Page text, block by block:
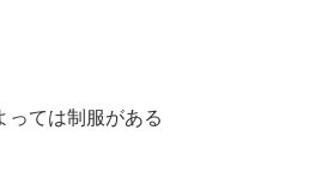
っては制服がある